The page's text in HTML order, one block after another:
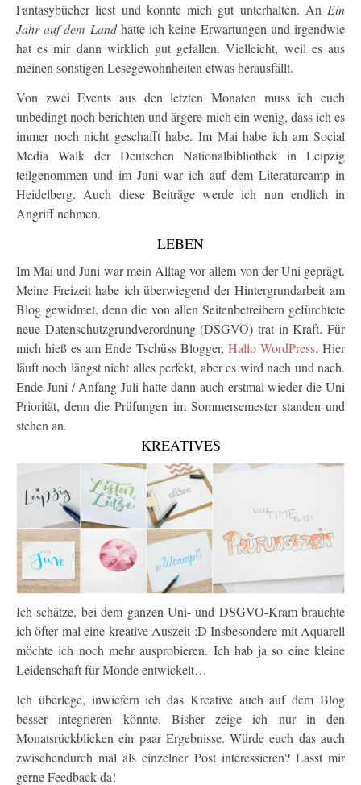
Fantasybücher liest und konnte mich gut unterhalten. An Ein
Jahr auf dem Landhatte ich keine Erwartungen und irgendwie
hat es mir dann wirklich gut gefallen. Vielleicht, weil es aus
meinen sonstigen Lesegewohnheiten etwas herausfällt.
Von zwei Events aus den letzten Monaten muss ich euch
unbedingt noch berichten und ärgere mich ein wenig, dass ich es
immer noch nicht geschafft habe. Im Mai habe ich am Social
Media Walk der Deutschen Nationalbibliothek in Leipzig
teilgenommen und im Juni war ich auf dem Literaturcamp in
Heidelberg. Auch diese Beiträge werde ich nun endlich in
Angriff nehmen.
LEBEN
Im Mai und Juni war mein Alltag vor allem von der Uni geprägt.
Meine Freizeit habe ich überwiegend der Hintergrundarbeit am
Blog gewidmet, denn die von allen Seitenbetreibern gefürchtete
neue Datenschutzgrundverordnung (DSGVO) trat in Kraft. Für
mich hieß es am Ende Tschüss Blogger, Hallo WordPress. Hier
läuft noch längst nicht alles perfekt, aber es wird nach und nach.
Ende Juni / Anfang Juli hatte dann auch erstmal wieder die Uni
Priorität, denn die Prüfungen im Sommersemester standen und
stehen an.
KREATIVES
Ich schätze, bei dem ganzen Uni- und DSGVO-Kram brauchte
ich öfter mal eine kreative Auszeit :D Insbesondere mit Aquarell
möchte ich noch mehr ausprobieren. Ich hab ja so eine kleine
Leidenschaft für Monde entwickelt…
Ich überlege, inwiefern ich das Kreative auch auf dem Blog
besser integrieren könnte. Bisher zeige ich nur in den
Monatsrückblicken ein paar Ergebnisse. Würde euch das auch
zwischendurch mal als einzelner Post interessieren? Lasst mir
gerne Feedback da!